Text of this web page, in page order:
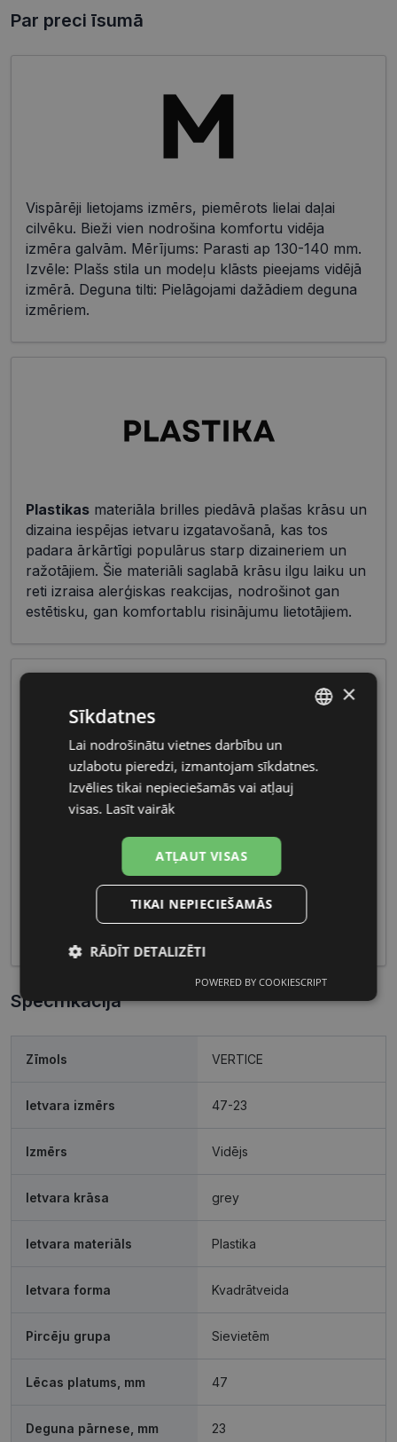
Par preci īsumā
Vispārēji lietojams izmērs, piemērots lielai daļai
cilvēku. Bieži vien nodrošina komfortu vidēja
izmēra galvām. Mērījums: Parasti ap 130-140 mm.
Izvēle: Plašs stila un modeļu klāsts pieejams vidējā
izmērā. Deguna tilti: Pielāgojami dažādiem deguna
izmēriem.
Plastikas materiāla brilles piedāvā plašas krāsu un
dizaina iespējas ietvaru izgatavošanā, kas tos
padara ārkārtīgi populārus starp dizaineriem un
ražotājiem. Šie materiāli saglabā krāsu ilgu laiku un
reti izraisa alerģiskas reakcijas, nodrošinot gan
estētisku, gan komfortablu risinājumu lietotājiem.
Sieviešu briļļu kolekcijas bieži ietver viegli
elementus, radot saskaņotu un sievišķīgu izskatu.
Funkcionalitāte un estētika šajos briļļu modeļos
apvienojas, piedāvājot sievietēm ne tikai redzes
koriģēšanu, bet arī stilīgu un pievilcīgu akcentu
Specifikācija
Zīmols VERTICE
Ietvara izmērs 47-23
Izmērs Vidējs
Ietvara krāsa grey
Ietvara materiāls Plastika
Ietvara forma Kvadrātveida
Pircēju grupa Sievietēm
Lēcas platums, mm 47
Deguna pārnese, mm 23
RUSSIAN
×
Sīkdatnes
Lai nodrošinātu vietnes darbību un
uzlabotu pieredzi, izmantojam sīkdatnes.
Izvēlies tikai nepieciešamās vai atļauj
visas. Lasīt vairāk
ATĻAUT VISAS
TIKAI NEPIECIEŠAMĀS
RĀDĪT DETALIZĒTI
sīkdatnes
Statistikas
sīkdatnes
sīkdatnes
Neklasificētās
Neklasificētās
Šīs sīkdatnes nepieciešamas, lai Jūs varētu apmeklēt
un pārlūkot tīmekļa vietnes saturu un izmantot tās
piedāvātās iespējas. Šīs sīkdatnes identificē Jūsu
iekārtu, bet neizpauž Jūsu identitāti, kā arī tās nevāc
tīmekļa vietne nevarēs pilnvērtīgi darboties,
POWERED BY COOKIESCRIPT